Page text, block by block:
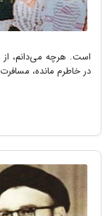
است. هرچه می‌دانم، از
در خاطرم مانده،